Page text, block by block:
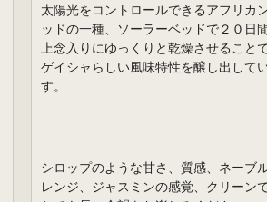
太陽光をコントロールできるアフリカ
ッドの一種、ソーラーベッドで２０日
上念入りにゆっくりと乾燥させることで
ゲイシャらしい風味特性を醸し出して
す。
シロップのような甘さ、質感、ネーブ
レンジ、ジャスミンの感覚、クリーンで